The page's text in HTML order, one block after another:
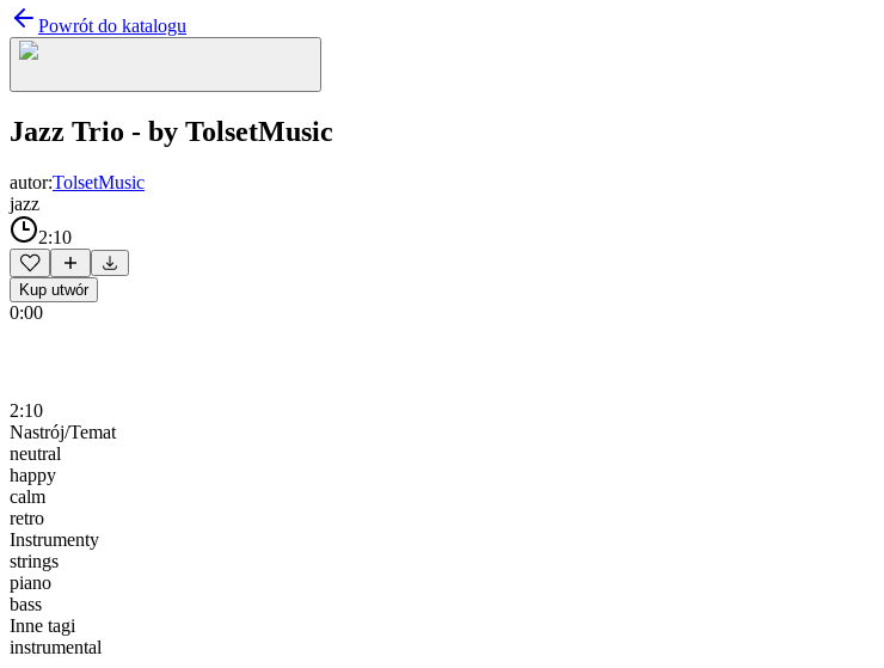
Powrót do katalogu
Jazz Trio - by TolsetMusic
autor:TolsetMusic
jazz
2:10
Kup utwór
0:00
2:10
Nastrój/Temat
neutral
happy
calm
retro
Instrumenty
strings
piano
bass
Inne tagi
instrumental